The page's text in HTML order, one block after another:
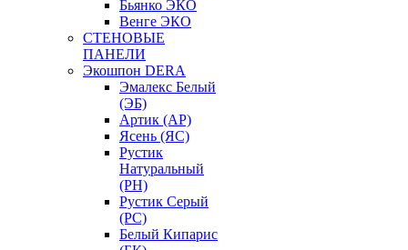
Бьянко ЭКО
Венге ЭКО
СТЕНОВЫЕ
ПАНЕЛИ
Экошпон DERA
Эмалекс Белый
(ЭБ)
Артик (АР)
Ясень (ЯС)
Рустик
Натуральный
(РН)
Рустик Серый
(РС)
Белый Кипарис